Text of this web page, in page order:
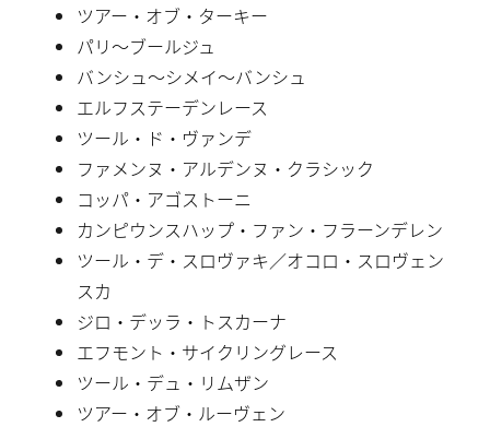
ツアー・オブ・ターキー
パリ〜ブールジュ
バンシュ〜シメイ〜バンシュ
エルフステーデンレース
ツール・ド・ヴァンデ
ファメンヌ・アルデンヌ・クラシック
コッパ・アゴストーニ
カンピウンスハップ・ファン・フラーンデレン
ツール・デ・スロヴァキ／オコロ・スロヴェン
スカ
ジロ・デッラ・トスカーナ
エフモント・サイクリングレース
ツール・デュ・リムザン
ツアー・オブ・ルーヴェン